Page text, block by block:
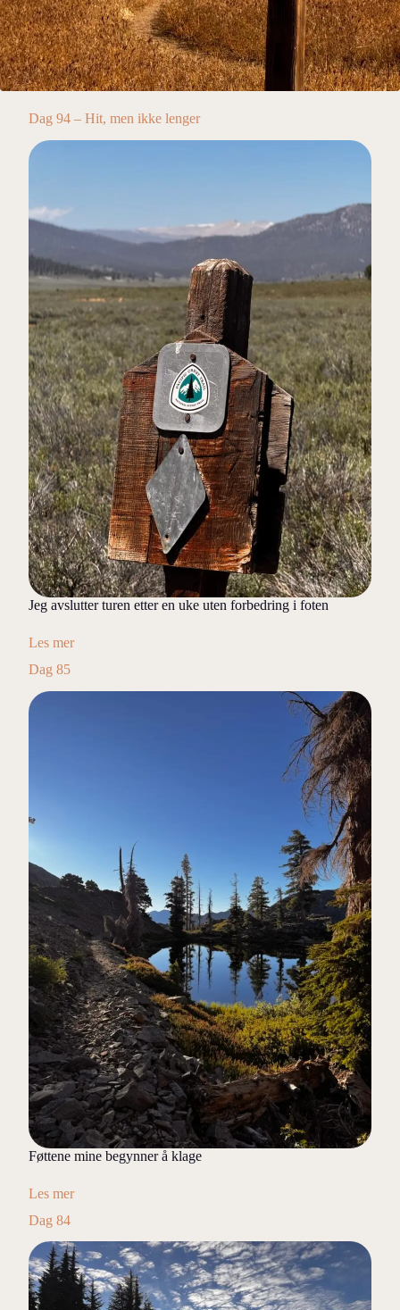
Dag 94 – Hit, men ikke lenger
Jeg avslutter turen etter en uke uten forbedring i foten
Les mer
Dag 85
Føttene mine begynner å klage
Les mer
Dag 84